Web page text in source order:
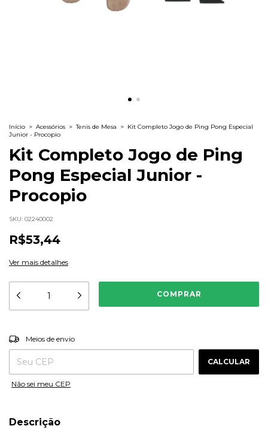
Início > Acessórios > Tenis de Mesa > Kit Completo Jogo de Ping Pong Especial
Junior - Procopio
Kit Completo Jogo de Ping
Pong Especial Junior -
Procopio
SKU: 02240002
R$53,44
Ver mais detalhes
Entregas para o CEP:
Meios de envio
CALCULAR
Não sei meu CEP
Descrição